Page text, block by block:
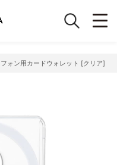
ォン用カードウォレット [クリア]